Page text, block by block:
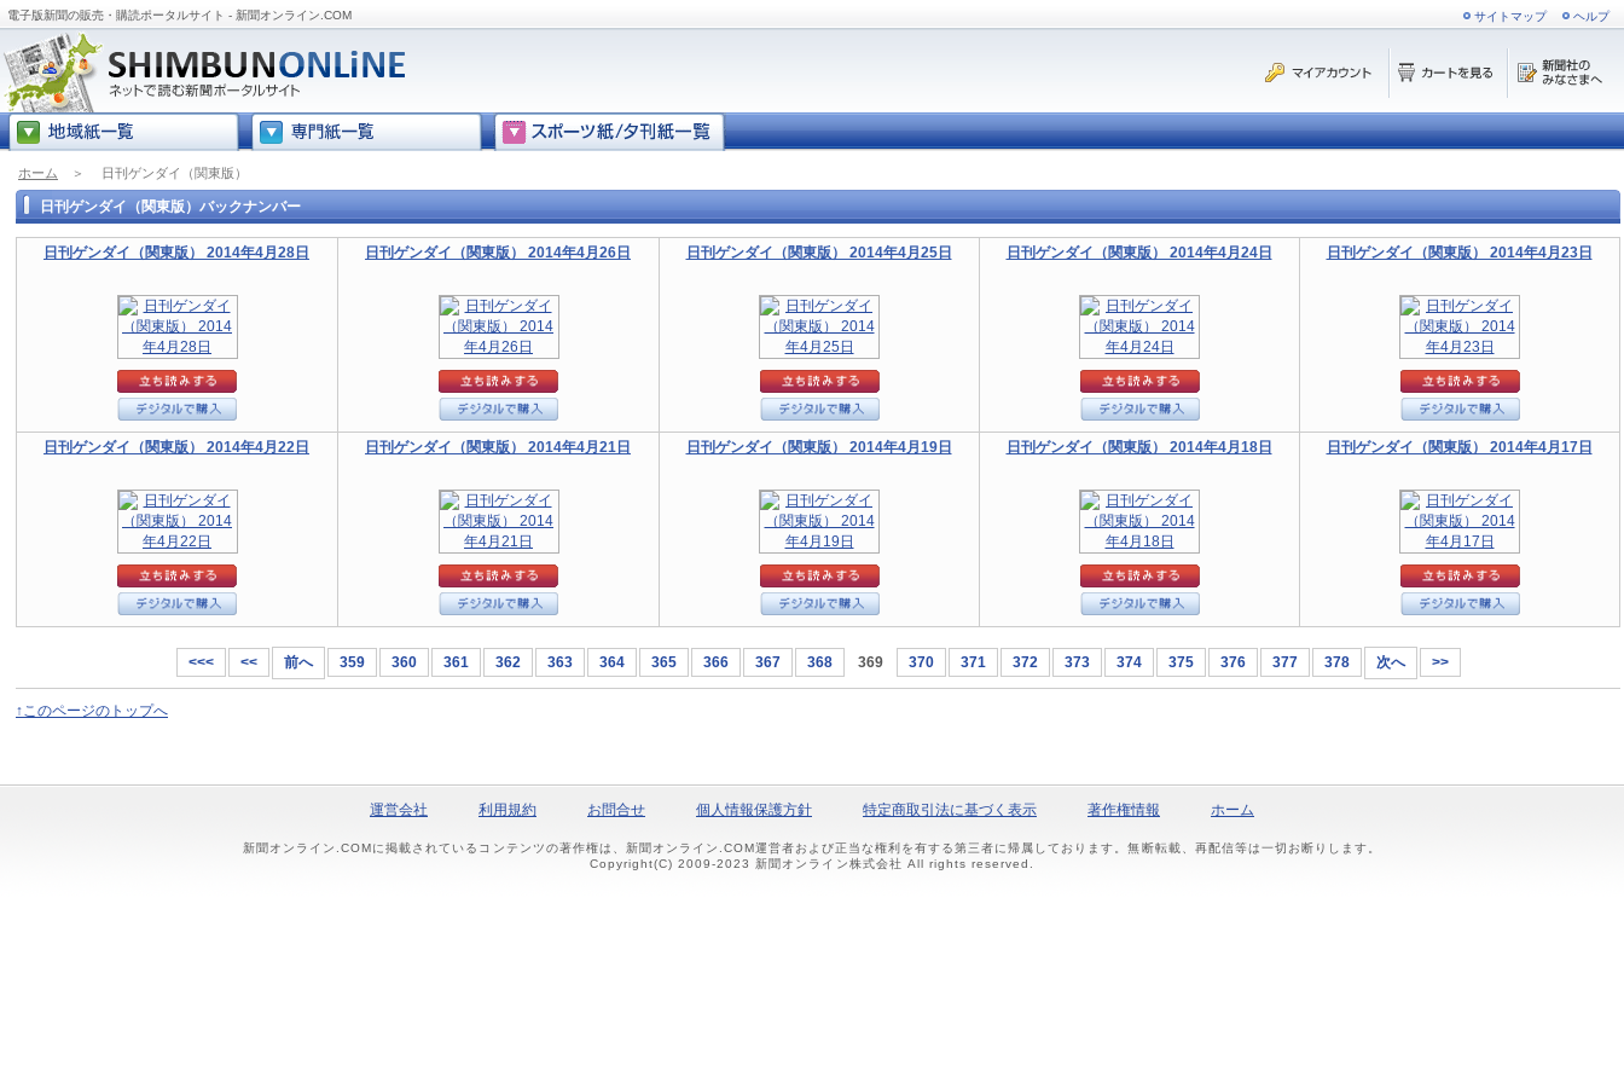
電子版新聞の販売・購読ポータルサイト - 新聞オンライン.COM サイトマップ ヘルプ
ホーム ＞ 日刊ゲンダイ（関東版）
日刊ゲンダイ（関東版）バックナンバー
日刊ゲンダイ（関東版） 2014年4月28日 日刊ゲンダイ（関東版） 2014年4月26日 日刊ゲンダイ（関東版） 2014年4月25日 日刊ゲンダイ（関東版） 2014年4月24日 日刊ゲンダイ（関東版） 2014年4月23日
日刊ゲンダイ（関東版） 2014年4月22日 日刊ゲンダイ（関東版） 2014年4月21日 日刊ゲンダイ（関東版） 2014年4月19日 日刊ゲンダイ（関東版） 2014年4月18日 日刊ゲンダイ（関東版） 2014年4月17日
<<< << 前へ 359 360 361 362 363 364 365 366 367 368 369 370 371 372 373 374 375 376 377 378 次へ >>
↑このページのトップへ
運営会社 利用規約 お問合せ 個人情報保護方針 特定商取引法に基づく表示 著作権情報 ホーム
新聞オンライン.COMに掲載されているコンテンツの著作権は、新聞オンライン.COM運営者および正当な権利を有する第三者に帰属しております。無断転載、再配信等は一切お断りします。
Copyright(C) 2009-2023 新聞オンライン株式会社 All rights reserved.